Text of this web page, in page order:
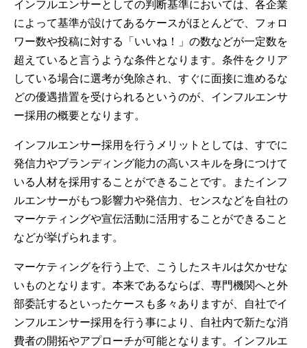
インフルエンサーとしての判断基準においては、各企業
によって基準が設けてあるケースがほとんどで、フォロ
ワー数や投稿に対する「いいね！」の数などが一定数を
超えていると言うような条件となります。条件をクリア
している場合に選考が免除され、すぐに面接に進めるな
どの優遇措置を受けられるというのが、インフルエンサ
ー採用の概要となります。
インフルエンサー採用を行うメリットとしては、すでに
発信力やブランディング能力の高いスキルを身につけて
いる人材を採用することができることです。またインフ
ルエンサーがもつ影響力や発信力、センスなどを自社の
マーケティングや宣伝活動に活用することができること
などが挙げられます。
マーケティングを行う上で、こうしたスキルは欠かせな
いものとなります。本来であるならば、専門機関へと外
部委託するといったケースも多々ありますが、自社でイ
ンフルエンサー採用を行う事により、自社内で新たな消
費者の開拓やアプローチが可能となります。インフルエ